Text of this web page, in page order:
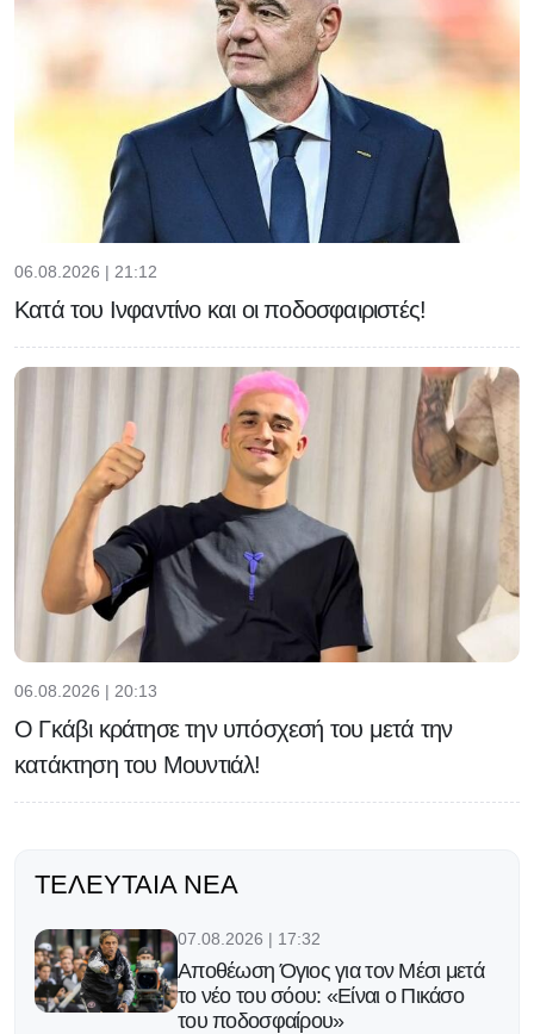
06.08.2026 | 21:12
Κατά του Ινφαντίνο και οι ποδοσφαιριστές!
06.08.2026 | 20:13
Ο Γκάβι κράτησε την υπόσχεσή του μετά την
κατάκτηση του Μουντιάλ!
ΤΕΛΕΥΤΑΊΑ ΝΈΑ
07.08.2026 | 17:32
Αποθέωση Όγιος για τον Μέσι μετά
το νέο του σόου: «Είναι ο Πικάσο
του ποδοσφαίρου»